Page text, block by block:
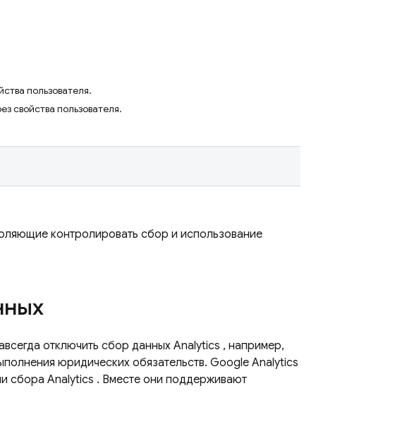
пользователя.
свойства пользователя.
контролировать сбор и использование
отключить сбор данныхAnalytics , например,
юридических обязательств. Google Analytics
сбора Analytics . Вместе они поддерживают